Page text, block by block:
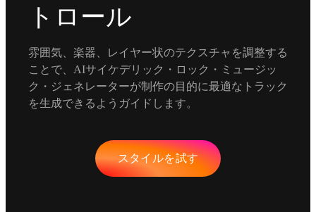
トロール
雰囲気、楽器、レイヤー状のテクスチャを調整する
ことで、AIサイケデリック・ロック・ミュージッ
ク・ジェネレーターが制作の目的に最適なトラック
を生成できるようガイドします。
スタイルを試す